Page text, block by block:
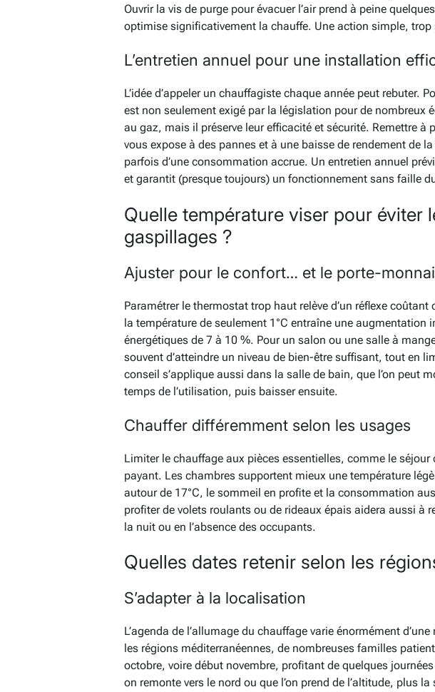
Ouvrir la vis de purge pour évacuer l’air prend à peine
optimise significativement la chauffe. Une action simple, trop
L’entretien annuel pour une installation
L’idée d’appeler un chauffagiste chaque année peut rebuter.
est non seulement exigé par la législation pour de nombreux
au gaz, mais il préserve leur efficacité et sécurité. Remettre à
vous expose à des pannes et à une baisse de rendement de
parfois d’une consommation accrue. Un entretien annuel
et garantit (presque toujours) un fonctionnement sans faille
Quelle température viser pour éviter
gaspillages ?
Ajuster pour le confort… et le porte-
Paramétrer le thermostat trop haut relève d’un réflexe coûtant
la température de seulement 1°C entraîne une augmentation
énergétiques de 7 à 10 %. Pour un salon ou une salle à
souvent d’atteindre un niveau de bien-être suffisant, tout en
conseil s’applique aussi dans la salle de bain, que l’on peut
temps de l’utilisation, puis baisser ensuite.
Chauffer différemment selon les usages
Limiter le chauffage aux pièces essentielles, comme le séjour
payant. Les chambres supportent mieux une température
autour de 17°C, le sommeil en profite et la consommation
profiter de volets roulants ou de rideaux épais aidera aussi à
la nuit ou en l’absence des occupants.
Quelles dates retenir selon les
S’adapter à la localisation
L’agenda de l’allumage du chauffage varie énormément
les régions méditerranéennes, de nombreuses familles
octobre, voire début novembre, profitant de quelques
on remonte vers le nord ou que l’on prend de l’altitude, plus